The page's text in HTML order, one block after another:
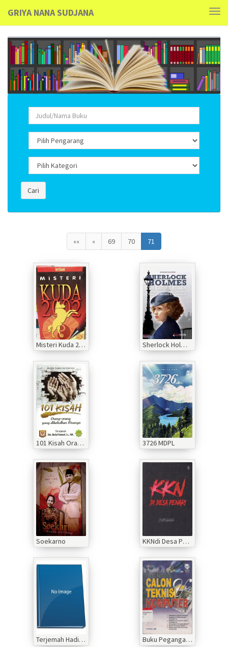
GRIYA NANA SUDJANA
Cari
«« « 69 70 71
Misteri Kuda 2022 Sherlock Holmes The Game Of Passion
101 Kisah Orang-orang Yang Dikabulkan Doanya 3726 MDPL
Soekarno KKNdi Desa Penari
Terjemah Hadist Arba'in An-Nawawi Buku Pegangan Calon Teknisi Komputer